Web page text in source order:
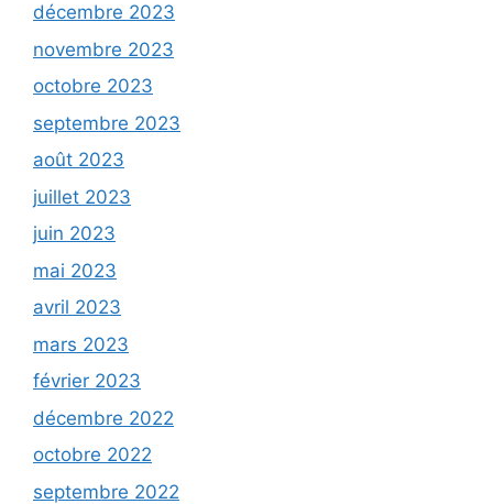
décembre 2023
novembre 2023
octobre 2023
septembre 2023
août 2023
juillet 2023
juin 2023
mai 2023
avril 2023
mars 2023
février 2023
décembre 2022
octobre 2022
septembre 2022